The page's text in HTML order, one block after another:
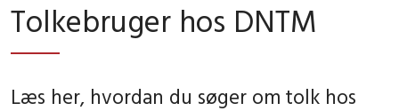
Tolkebruger hos DNTM
Læs her, hvordan du søger om tolk hos